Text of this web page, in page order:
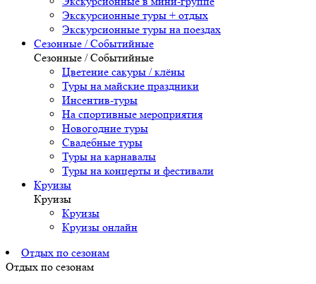
Экскурсионные туры + отдых
Экскурсионные туры на поездах
Сезонные / Событийные
Сезонные / Событийные
Цветение сакуры / клёны
Туры на майские праздники
Инсентив-туры
На спортивные мероприятия
Новогодние туры
Свадебные туры
Туры на карнавалы
Туры на концерты и фестивали
Круизы
Круизы
Круизы
Круизы онлайн
Отдых по сезонам
Отдых по сезонам